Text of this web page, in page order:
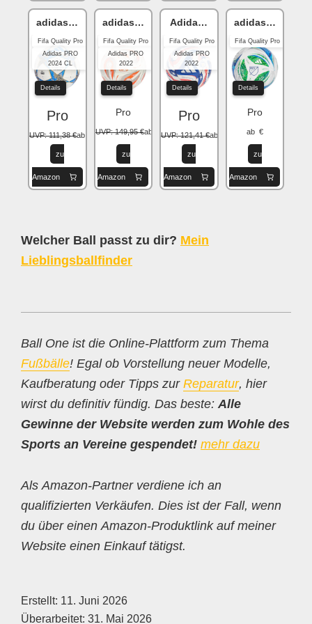
adidas Champions League
Fifa Quality Pro
Adidas PRO
2024 CL
Details
Pro
UVP: 111,38 €ab 104,90 €
zu
Amazon
adidas Frauen-EM 2025 Finale
Fifa Quality Pro
Adidas PRO
2022
Details
Pro
UVP: 149,95 €ab 145,00 €
zu
Amazon
Adidas FIFA Club World Cup
Fifa Quality Pro
Adidas PRO
2022
Details
Pro
UVP: 121,41 €ab 97,00 €
zu
Amazon
adidas MLS
Fifa Quality Pro
Details
Pro
ab €
zu
Amazon
Welcher Ball passt zu dir? Mein
Lieblingsballfinder
Ball One ist die Online-Plattform zum Thema
Fußbälle! Egal ob Vorstellung neuer Modelle,
Kaufberatung oder Tipps zur Reparatur, hier
wirst du definitiv fündig. Das beste: Alle
Gewinne der Website werden zum Wohle des
Sports an Vereine gespendet! mehr dazu
Als Amazon-Partner verdiene ich an
qualifizierten Verkäufen. Dies ist der Fall, wenn
du über einen Amazon-Produktlink auf meiner
Website einen Einkauf tätigst.
Erstellt: 11. Juni 2026
Überarbeitet: 31. Mai 2026